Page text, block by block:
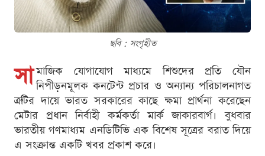
ছবি : সংগৃহীত
সা মাজিক যোগাযোগ মাধ্যমে শিশুদের প্রতি যৌন
নিপীড়নমূলক কনটেন্ট প্রচার ও অন্যান্য পরিচালনাগত
ত্রুটির দায়ে ভারত সরকারের কাছে ক্ষমা প্রার্থনা করেছেন
মেটার প্রধান নির্বাহী কর্মকর্তা মার্ক জাকারবার্গ। বুধবার
ভারতীয় গণমাধ্যম এনডিটিভি এক বিশেষ সূত্রের বরাত দিয়ে
এ সংক্রান্ত একটি খবর প্রকাশ করে।